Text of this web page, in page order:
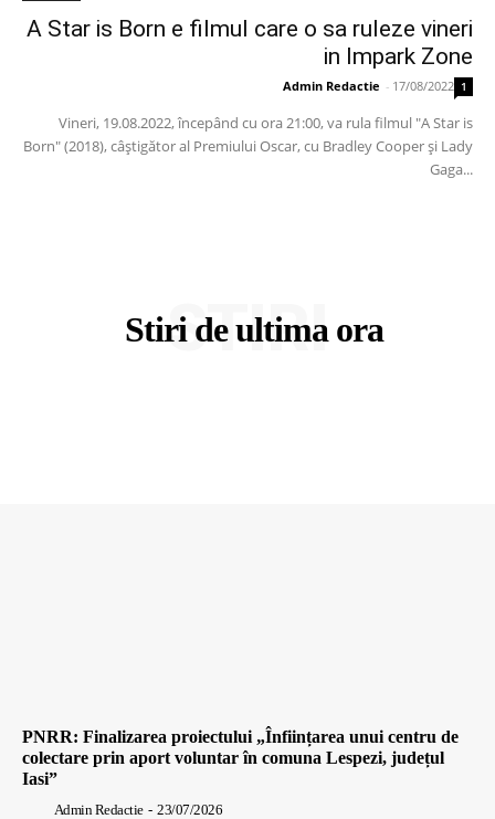
A Star is Born e filmul care o sa ruleze vineri
in Impark Zone
Admin Redactie - 17/08/2022 1
Vineri, 19.08.2022, începând cu ora 21:00, va rula filmul "A Star is
Born" (2018), câștigător al Premiului Oscar, cu Bradley Cooper și Lady
Gaga...
Stiri de ultima ora
STIRI
PNRR: Finalizarea proiectului „Înființarea unui centru de
colectare prin aport voluntar în comuna Lespezi, județul
Iasi”
Admin Redactie - 23/07/2026